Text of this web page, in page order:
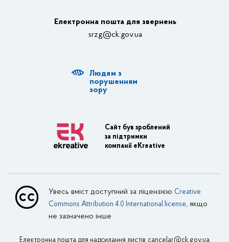
Структурні підрозділи ОДА
Діяльність ОДА
Транспортна інфраструктура
Внутрішній водний транспорт
Авіаційний транспорт
Поштовий зв’язок
Електронна пошта для звернень
srzg@ck.gov.ua
Людям з
порушенням
зору
Сайт був зроблений
за підтримки
компанії eKreative
Увесь вміст доступний за ліцензією Creative
Commons Attribution 4.0 International license, якщо
не зазначено інше
Електронна пошта для надсилання листів cancelar@ck.gov.ua